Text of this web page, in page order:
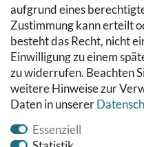
aufgrund eines
Zustimmung kann erteilt
besteht das Recht, nicht
Einwilligung zu einem
zu widerrufen. Beachten
weitere Hinweise zur
Daten in unserer
Essenziell
Datenschutzerklärung
AGB
Impressum
Hinweise zur
Widerrufs­recht
Vertrag widerrufen